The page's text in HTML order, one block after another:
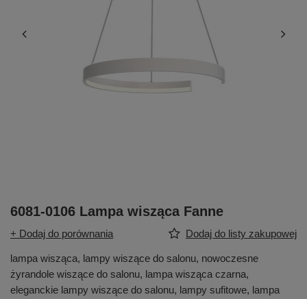
6081-0106 Lampa wisząca Fanne
+ Dodaj do porównania Dodaj do listy zakupowej
lampa wisząca, lampy wiszące do salonu, nowoczesne
żyrandole wiszące do salonu, lampa wisząca czarna,
eleganckie lampy wiszące do salonu, lampy sufitowe, lampa